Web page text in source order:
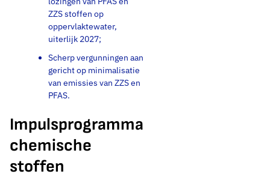
Handhaving (VTH)
ZZS stoffen op
oppervlaktewater,
uiterlijk 2027;
Scherp vergunningen aan
gericht op minimalisatie
van emissies van ZZS en
PFAS.
Impulsprogramma
chemische
stoffen